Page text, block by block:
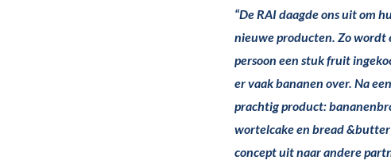
“De RAI daagde ons uit om
nieuwe producten. Zo wordt
persoon een stuk fruit
er vaak bananen over. Na
prachtig product:
wortelcake en bread
concept uit naar andere